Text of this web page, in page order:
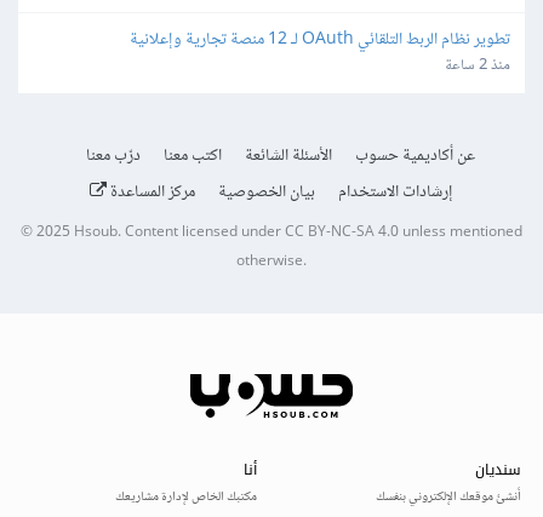
تطوير نظام الربط التلقائي OAuth لـ 12 منصة تجارية وإعلانية
منذ 2 ساعة
عن أكاديمية حسوب الأسئلة الشائعة اكتب معنا
درّب معنا
إرشادات الاستخدام
بيان الخصوصية مركز المساعدة
© 2025 Hsoub.Content licensed underCC BY-NC-SA 4.0unless mentioned
otherwise.